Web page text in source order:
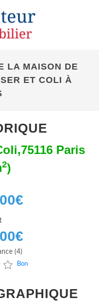
LA MAISON DE
ET COLI À
Paris
2)
€
€
(4)
Bon